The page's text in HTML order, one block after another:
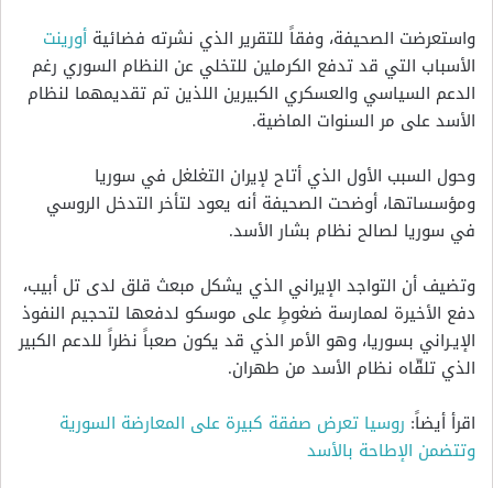
واستعرضت الصحيفة، وفقاً للتقرير الذي نشرته فضائية أورينت
الأسباب التي قد تدفع الكرملين للتخلي عن النظام السوري رغم
الدعم السياسي والعسكري الكبيرين اللذين تم تقديمهما لنظام
الأسد على مر السنوات الماضية.
وحول السبب الأول الذي أتاح لإيران التغلغل في سوريا
ومؤسساتها، أوضحت الصحيفة أنه يعود لتأخر التدخل الروسي
في سوريا لصالح نظام بشار الأسد.
وتضيف أن التواجد الإيراني الذي يشكل مبعث قلق لدى تل أبيب،
دفع الأخيرة لممارسة ضغوطٍ على موسكو لدفعها لتحجيم النفوذ
الإيـراني بسوريا، وهو الأمر الذي قد يكون صعباً نظراً للدعم الكبير
الذي تلقّاه نظام الأسد من طهران.
اقرأ أيضاً: روسيا تعرض صفقة كبيرة على المعارضة السورية
وتتضمن الإطاحة بالأسد